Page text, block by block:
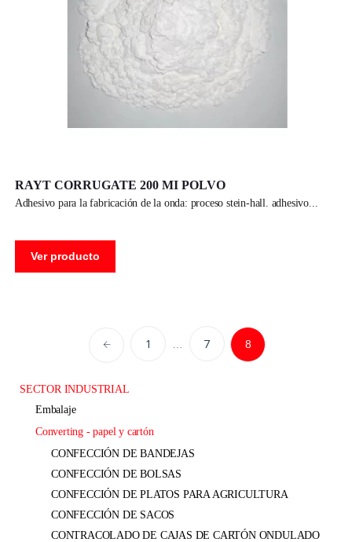
RAYT CORRUGATE 200 MI POLVO
adhesivo para la fabricación de la onda: proceso stein-hall. adhesivo
Ver producto
1 7 8
SECTOR INDUSTRIAL
embalaje
converting - papel y cartón
CONFECCIÓN DE BANDEJAS
CONFECCIÓN DE BOLSAS
CONFECCIÓN DE PLATOS PARA AGRICULTURA
CONFECCIÓN DE SACOS
CONTRACOLADO DE CAJAS DE CARTÓN ONDULADO